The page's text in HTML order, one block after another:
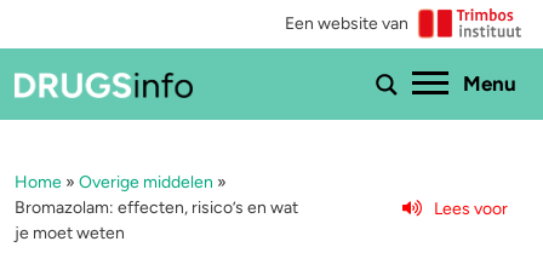
Een website van
Menu
Menu
Bekijk alle drugs
Cannabis
Home » Overige middelen »
Bromazolam: effecten, risico’s en wat
je moet weten
Lees voor